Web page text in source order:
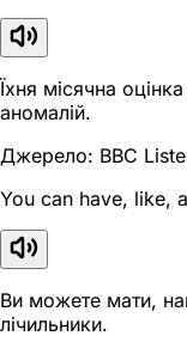
Їхня місячна
аномалій.
Джерело: BBC
You can have, like,
Ви можете мати,
лічильники.